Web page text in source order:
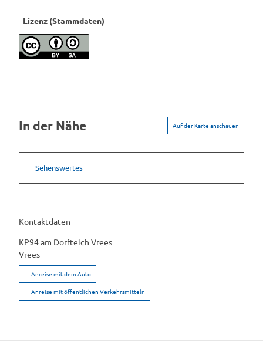
Lizenz (Stammdaten)
In der Nähe Auf der Karte anschauen
Sehenswertes
Kontaktdaten
KP94 am Dorfteich Vrees
Vrees
Anreise mit dem Auto
Anreise mit öffentlichen Verkehrsmitteln